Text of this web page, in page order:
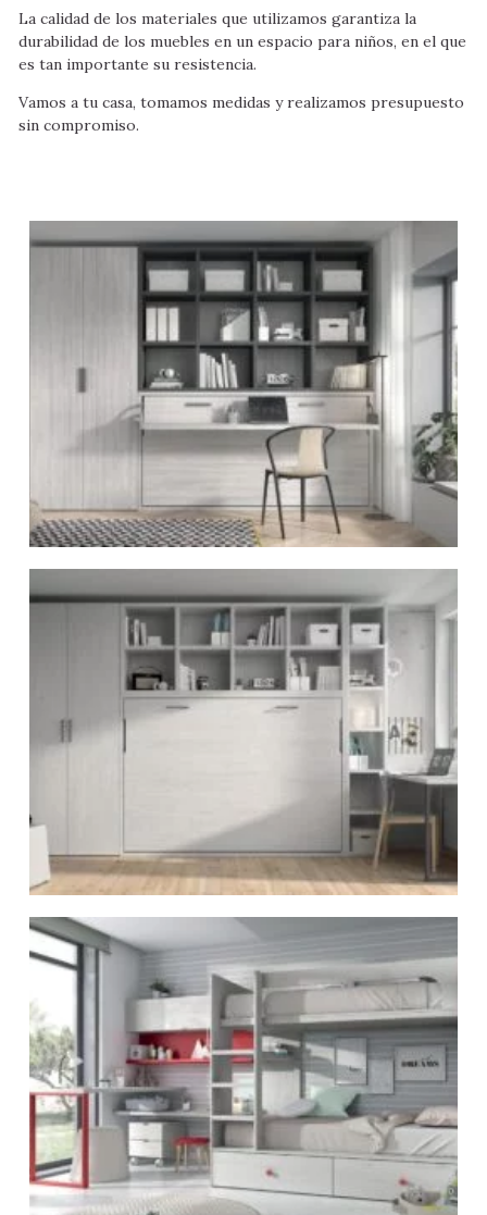
La calidad de los materiales que utilizamos garantiza la
durabilidad de los muebles en un espacio para niños, en el que
es tan importante su resistencia.
Vamos a tu casa, tomamos medidas y realizamos presupuesto
sin compromiso.